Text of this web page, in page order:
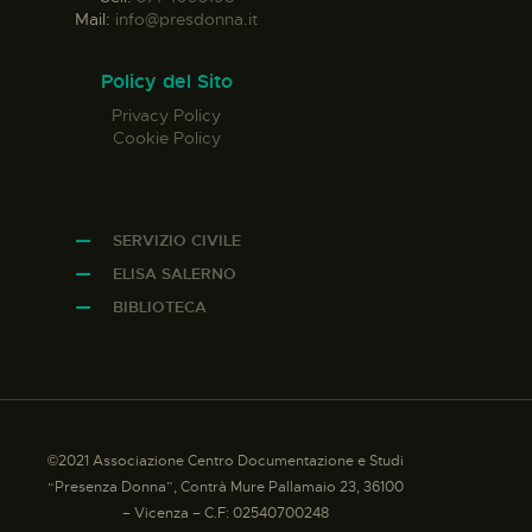
Mail: info@presdonna.it
Policy del Sito
Privacy Policy
Cookie Policy
SERVIZIO CIVILE
ELISA SALERNO
BIBLIOTECA
©2021 Associazione Centro Documentazione e Studi
“Presenza Donna”, Contrà Mure Pallamaio 23, 36100
– Vicenza – C.F: 02540700248